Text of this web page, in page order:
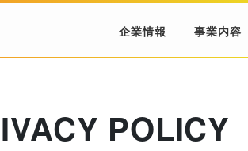
企業情報 事業内容
POLICY